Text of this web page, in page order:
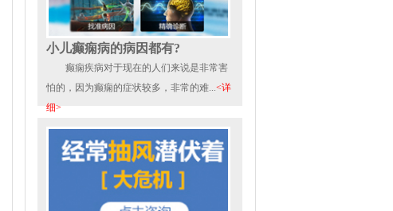
小儿癫痫病的病因都有?
癫痫疾病对于现在的人们来说是非常害
怕的，因为癫痫的症状较多，非常的难...<详
细>